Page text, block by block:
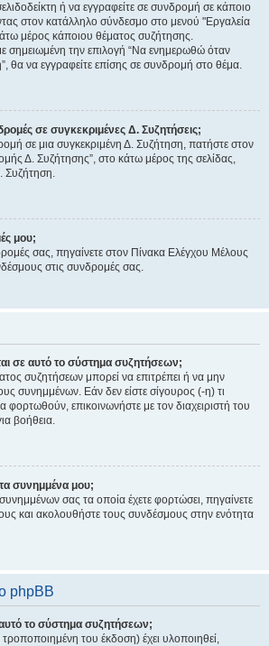
ή να εγγραφείτε σε συνδρομή σε κάποιο
στον κατάλληλο σύνδεσμο στο μενού "Εργαλεία
μέρος κάποιου θέματος συζήτησης.
σημειωμένη την επιλογή “Να ενημερωθώ όταν
θα να εγγραφείτε επίσης σε συνδρομή στο θέμα.
σε συγκεκριμένες Δ. Συζητήσεις;
σε μια συγκεκριμένη Δ. Συζήτηση, πατήστε στον
Δ. Συζήτησης”, στο κάτω μέρος της σελίδας,
Συζήτηση.
μου;
σας, πηγαίνετε στον Πίνακα Ελέγχου Μέλους
στις συνδρομές σας.
σε αυτό το σύστημα συζητήσεων;
συζητήσεων μπορεί να επιτρέπει ή να μην
συνημμένων. Εάν δεν είστε σίγουρος (-η) τι
φορτωθούν, επικοινωνήστε με τον διαχειριστή του
βοήθεια.
συνημμένα μου;
συνημμένων σας τα οποία έχετε φορτώσει, πηγαίνετε
και ακολουθήστε τους συνδέσμους στην ενότητα
phpBB
αυτό το σύστημα συζητήσεων;
του έκδοση) έχει υλοποιηθεί,